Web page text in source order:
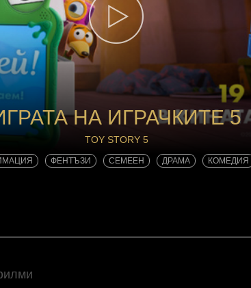
НА ИГРАЧКИТЕ 5
TOY STORY 5
ФЕНТЪЗИ СЕМЕЕН ДРАМА КОМЕДИЯ